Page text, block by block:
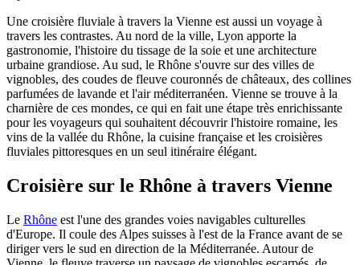
Une croisière fluviale à travers la Vienne est aussi un voyage à
travers les contrastes. Au nord de la ville, Lyon apporte la
gastronomie, l'histoire du tissage de la soie et une architecture
urbaine grandiose. Au sud, le Rhône s'ouvre sur des villes de
vignobles, des coudes de fleuve couronnés de châteaux, des collines
parfumées de lavande et l'air méditerranéen. Vienne se trouve à la
charnière de ces mondes, ce qui en fait une étape très enrichissante
pour les voyageurs qui souhaitent découvrir l'histoire romaine, les
vins de la vallée du Rhône, la cuisine française et les croisières
fluviales pittoresques en un seul itinéraire élégant.
Croisière sur le Rhône à travers Vienne
Le Rhône est l'une des grandes voies navigables culturelles
d'Europe. Il coule des Alpes suisses à l'est de la France avant de se
diriger vers le sud en direction de la Méditerranée. Autour de